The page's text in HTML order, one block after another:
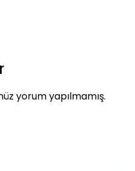
yorum yapılmamış.